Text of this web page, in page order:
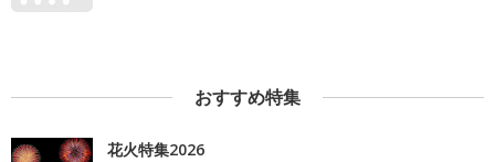
おすすめ特集
花火特集2026